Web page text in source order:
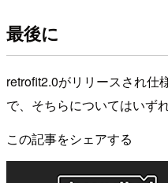
最後に
retrofit2.0がリリースされ仕
で、そちらについてはいず
この記事をシェアする